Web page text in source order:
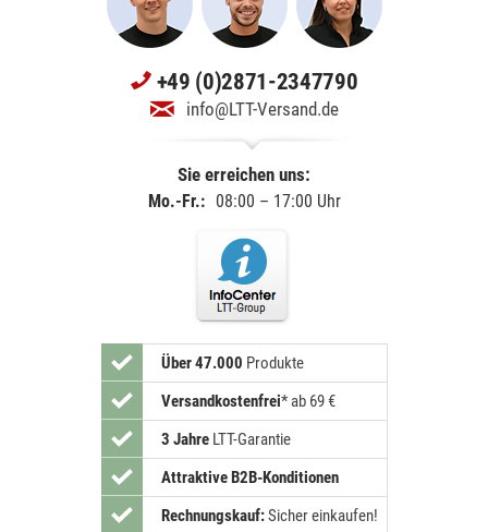
+49 (0)2871-2347790
info@LTT-Versand.de
Sie erreichen uns:
Mo.-Fr.: 08:00 – 17:00 Uhr
Über 47.000 Produkte
Versandkostenfrei* ab 69 €
3 JahreLTT-Garantie
Attraktive B2B-Konditionen
Rechnungskauf:Sicher einkaufen!